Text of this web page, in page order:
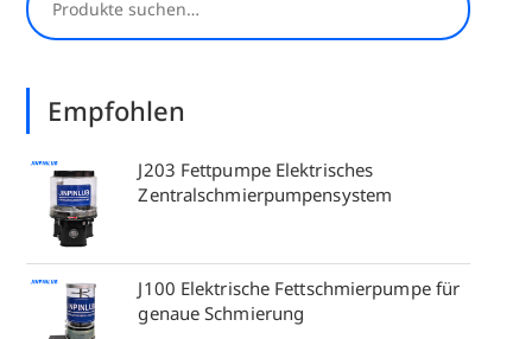
Empfohlen
J203 Fettpumpe Elektrisches
Zentralschmierpumpensystem
J100 Elektrische Fettschmierpumpe für
genaue Schmierung